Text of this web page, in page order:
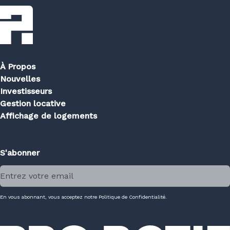
À Propos
Nouvelles
Investisseurs
Gestion locative
Affichage de logements
S'abonner
En vous abonnant, vous acceptez notre Politique de Confidentialité.